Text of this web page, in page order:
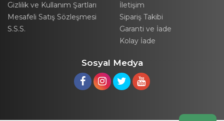
Gizlilik ve Kullanım Şartları
Mesafeli Satış Sözleşmesi
S.S.S.
İletişim
Sipariş Takibi
Garanti ve İade
Kolay İade
Sosyal Medya